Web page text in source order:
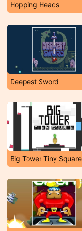
Hopping Heads
Deepest Sword
Big Tower Tiny Square